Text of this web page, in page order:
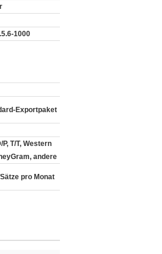
1000
Exportpaket
P, T/T, Western
andere
pro Monat